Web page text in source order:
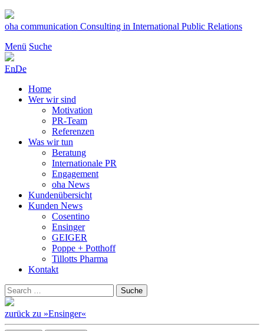
Zum
Inhalt
oha communication Consulting in International Public Relations
Menü Suche
EnDe
Home
Wer wir sind
Motivation
PR-Team
Referenzen
Was wir tun
Beratung
Internationale PR
Engagement
oha News
Kundenübersicht
Kunden News
Cosentino
Ensinger
GEIGER
Poppe + Potthoff
Tillotts Pharma
Kontakt
Suchen
nach:
Suche
zurück zu »Ensinger«